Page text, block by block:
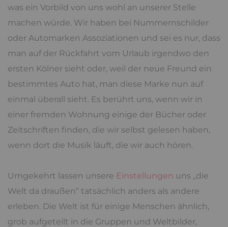
was ein Vorbild von uns wohl an unserer Stelle
machen würde. Wir haben bei Nummernschilder
oder Automarken Assoziationen und sei es nur, dass
man auf der Rückfahrt vom Urlaub irgendwo den
ersten Kölner sieht oder, weil der neue Freund ein
bestimmtes Auto hat, man diese Marke nun auf
einmal überall sieht. Es berührt uns, wenn wir in
einer fremden Wohnung einige der Bücher oder
Zeitschriften finden, die wir selbst gelesen haben,
wenn dort die Musik läuft, die wir auch hören.
Umgekehrt lassen unsere Einstellungen uns „die
Welt da draußen“ tatsächlich anders als andere
erleben. Die Welt ist für einige Menschen ähnlich,
grob aufgeteilt in die Gruppen und Weltbilder,